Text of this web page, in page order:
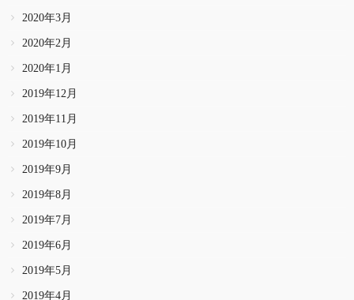
2020年3月
2020年2月
2020年1月
2019年12月
2019年11月
2019年10月
2019年9月
2019年8月
2019年7月
2019年6月
2019年5月
2019年4月